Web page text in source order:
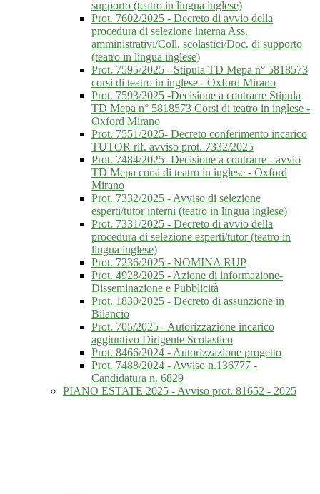
supporto (teatro in lingua inglese)
Prot. 7602/2025 - Decreto di avvio della
procedura di selezione interna Ass.
amministrativi/Coll. scolastici/Doc. di supporto
(teatro in lingua inglese)
Prot. 7595/2025 - Stipula TD Mepa n° 5818573
corsi di teatro in inglese - Oxford Mirano
Prot. 7593/2025 -Decisione a contrarre Stipula
TD Mepa n° 5818573 Corsi di teatro in inglese -
Oxford Mirano
Prot. 7551/2025- Decreto conferimento incarico
TUTOR rif. avviso prot. 7332/2025
Prot. 7484/2025- Decisione a contrarre - avvio
TD Mepa corsi di teatro in inglese - Oxford
Mirano
Prot. 7332/2025 - Avviso di selezione
esperti/tutor interni (teatro in lingua inglese)
Prot. 7331/2025 - Decreto di avvio della
procedura di selezione esperti/tutor (teatro in
lingua inglese)
Prot. 7236/2025 - NOMINA RUP
Prot. 4928/2025 - Azione di informazione-
Disseminazione e Pubblicità
Prot. 1830/2025 - Decreto di assunzione in
Bilancio
Prot. 705/2025 - Autorizzazione incarico
aggiuntivo Dirigente Scolastico
Prot. 8466/2024 - Autorizzazione progetto
Prot. 7488/2024 - Avviso n.136777 -
Candidatura n. 6829
PIANO ESTATE 2025 - Avviso prot. 81652 - 2025